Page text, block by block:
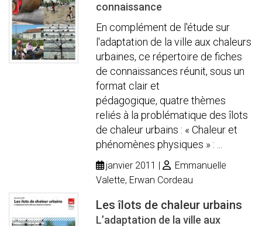
connaissance
En complément de l'étude sur
l'adaptation de la ville aux chaleurs
urbaines, ce répertoire de fiches
de connaissances réunit, sous un
format clair et
pédagogique, quatre thèmes
reliés à la problématique des îlots
de chaleur urbains : « Chaleur et
phénomènes physiques » : ...
janvier 2011
Emmanuelle
Valette, Erwan Cordeau
Les îlots de chaleur urbains
L’adaptation de la ville aux